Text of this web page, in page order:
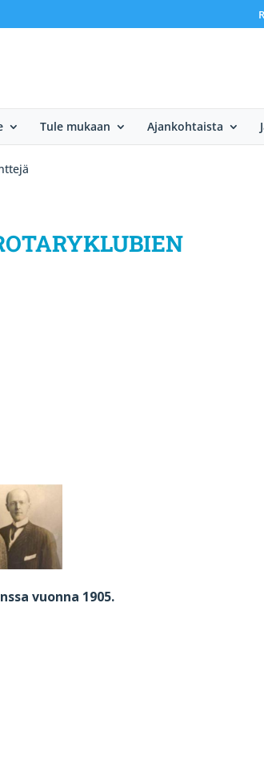
Tule mukaan Ajankohtaista
vuonna 1905.